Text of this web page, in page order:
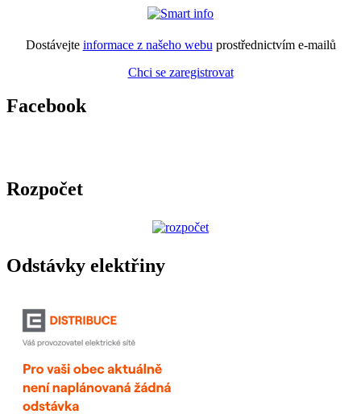
Dostávejte informace z našeho webu prostřednictvím e-mailů
Chci se zaregistrovat
Facebook
Rozpočet
Odstávky elektřiny